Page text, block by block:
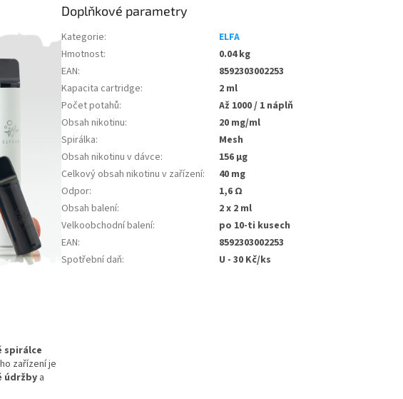
spirálce
zařízení je
údržbya
Doplňkové parametry
Kategorie:
ELFA
Hmotnost:
0.04 kg
EAN:
8592303002253
Kapacita cartridge:
2 ml
Počet potahů:
Až 1000 / 1 náplň
Obsah nikotinu:
20 mg/ml
Spirálka:
Mesh
Obsah nikotinu v dávce:
156 µg
Celkový obsah nikotinu v zařízení:
40 mg
Odpor:
1,6 Ω
Obsah balení:
2 x 2 ml
Velkoobchodní balení:
po 10-ti kusech
EAN:
8592303002253
Spotřební daň: U - 30 Kč/ks